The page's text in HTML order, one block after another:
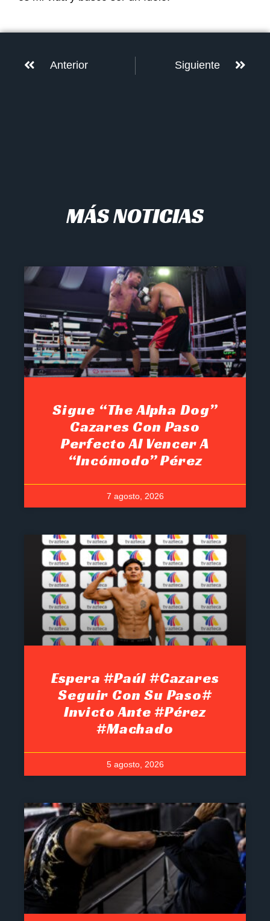
Anterior Siguiente
MÁS NOTICIAS
Sigue “The Alpha Dog”
Cazares Con Paso
Perfecto Al Vencer A
“Incómodo” Pérez
7 agosto, 2026
Espera #Paúl #Cazares
Seguir Con Su Paso#
Invicto Ante #Pérez
#Machado
5 agosto, 2026